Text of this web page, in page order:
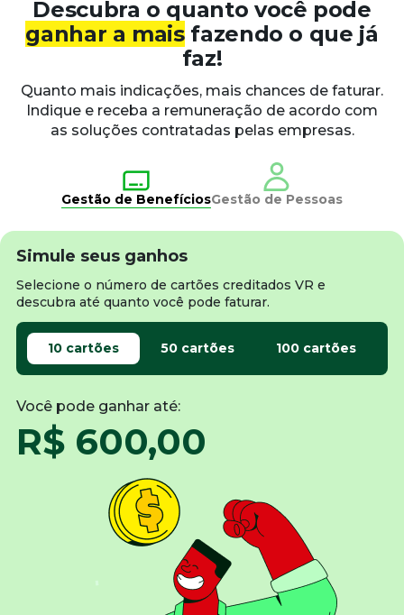
Descubra o quanto você pode
ganhar a maisfazendo o que já
faz!
Quanto mais indicações, mais chances de faturar.
Indique e receba a remuneração de acordo com
as soluções contratadas pelas empresas.
Gestão de BenefíciosGestão de Pessoas
Simule seus ganhos
Selecione o número de cartões creditados VR e
descubra até quanto você pode faturar.
10 cartões 50 cartões 100 cartões
Você pode ganhar até:
R$ 600,00